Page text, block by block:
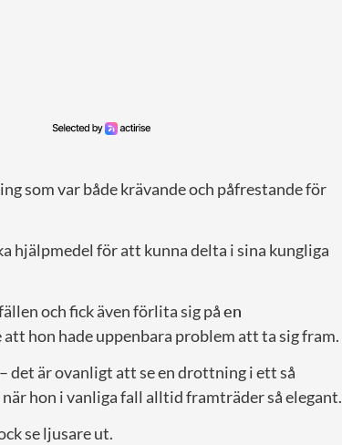
som var både krävande och påfrestande för
hjälpmedel för att kunna delta i sina kungliga
och fick även förlita sig påen
att hon hade uppenbara problem att ta sig fram.
det är ovanligt att se en drottning i ett så
hon i vanliga fall alltid framträder så elegant.
se ljusare ut.